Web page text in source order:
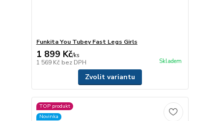
Funkita You Tubey Fast Legs Girls
1 899 Kč/ks
1 569 Kč bez DPH Skladem
Zvolit variantu
TOP produkt
Novinka